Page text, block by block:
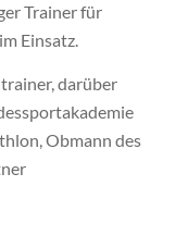
Trainer für
Einsatz.
darüber
Obmann des